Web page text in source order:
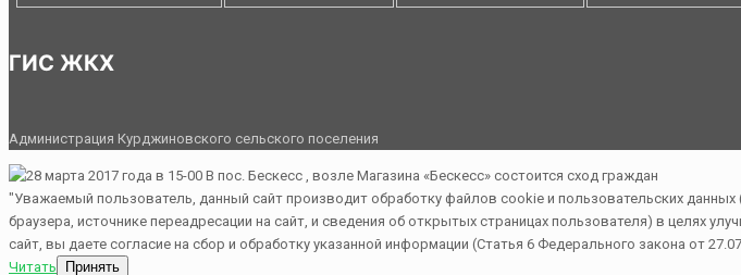
ГИС ЖКХ
Администрация Курджиновского сельского поселения
"Уважаемый пользователь, данный сайт производит обработку файлов cookie и пользовательских
браузера, источнике переадресации на сайт, и сведения об открытых страницах пользователя) в целях
сайт, вы даете согласие на сбор и обработку указанной информации (Статья 6 Федерального закона от
Читать
Принять